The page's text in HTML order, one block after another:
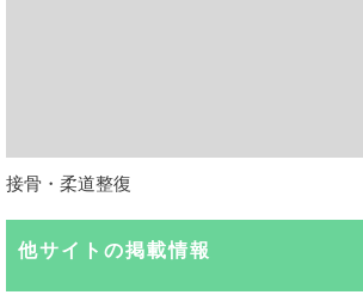
接骨・柔道整復
他サイトの掲載情報